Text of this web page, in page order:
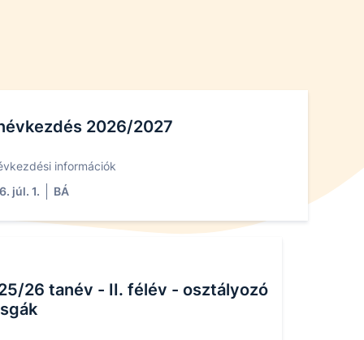
2026/2027
információk
júl. 1.
BÁ
26 tanév - II. félév - osztályozó